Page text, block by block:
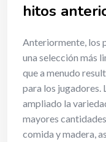
hitos
Anteriormente, los
una selección más
que a menudo
para los jugadores.
ampliado la
mayores
comida y madera,